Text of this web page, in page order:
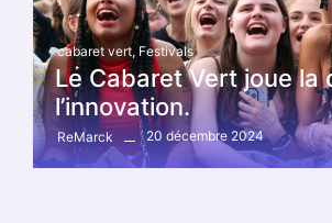
cabaret vert, Festivals
Le Cabaret Vert joue la
l’innovation.
ReMarck 20 décembre 2024